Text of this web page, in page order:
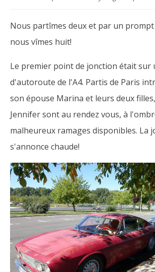
Nous partîmes deux et par un
nous vîmes huit!
Le premier point de jonction était sur
d'autoroute de l'A4. Partis de Paris
son épouse Marina et leurs deux
Jennifer sont au rendez vous, à
malheureux ramages disponibles. La
s'annonce chaude!